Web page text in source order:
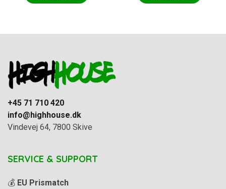
+45 71 710 420
info@highhouse.dk
Vindevej 64, 7800 Skive
SERVICE & SUPPORT
💰 EU Prismatch